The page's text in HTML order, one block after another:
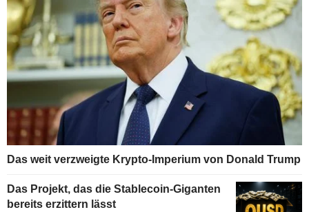
Das weit verzweigte Krypto-Imperium von Donald Trump
Das Projekt, das die Stablecoin-Giganten
bereits erzittern lässt